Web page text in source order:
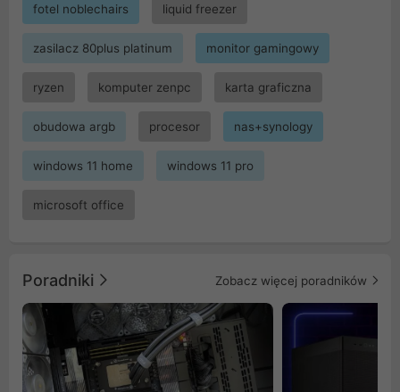
fotel noblechairs liquid freezer
zasilacz 80plus platinum monitor gamingowy
ryzen komputer zenpc karta graficzna
obudowa argb procesor nas+synology
windows 11 home windows 11 pro
microsoft office
Poradniki Zobacz więcej poradników